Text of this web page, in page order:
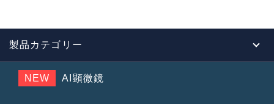
k
製品カテゴリー
NEW AI顕微鏡